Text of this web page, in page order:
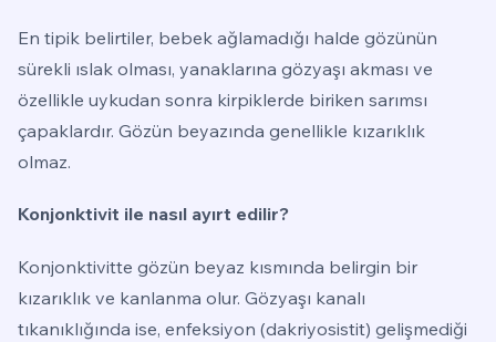
En tipik belirtiler, bebek ağlamadığı halde gözünün
sürekli ıslak olması, yanaklarına gözyaşı akması ve
özellikle uykudan sonra kirpiklerde biriken sarımsı
çapaklardır. Gözün beyazında genellikle kızarıklık
olmaz.
Konjonktivit ile nasıl ayırt edilir?
Konjonktivitte gözün beyaz kısmında belirgin bir
kızarıklık ve kanlanma olur. Gözyaşı kanalı
tıkanıklığında ise, enfeksiyon (dakriyosistit) gelişmediği